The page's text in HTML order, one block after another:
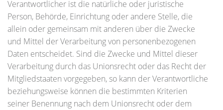
Verantwortlicher ist die natürliche oder juristische
Person, Behörde, Einrichtung oder andere Stelle, die
allein oder gemeinsam mit anderen über die Zwecke
und Mittel der Verarbeitung von personenbezogenen
Daten entscheidet. Sind die Zwecke und Mittel dieser
Verarbeitung durch das Unionsrecht oder das Recht der
Mitgliedstaaten vorgegeben, so kann der Verantwortliche
beziehungsweise können die bestimmten Kriterien
seiner Benennung nach dem Unionsrecht oder dem